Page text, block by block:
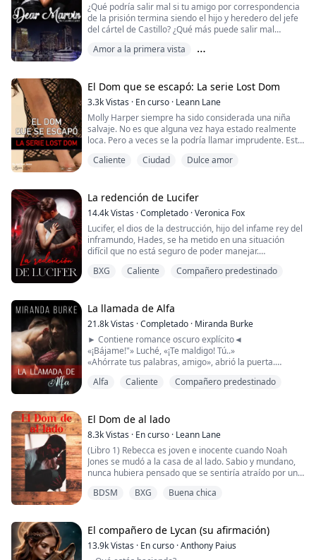
Estaba d...
¿Qué podría salir mal si tu amigo por correspondencia
de la prisión termina siendo el hijo y heredero del jefe
del cártel de Castillo? ¿Qué más puede salir mal
DEA que está decidido a acabar con él?
perdió una apuesta y decidió escribir a un prisionero,
no esperaba ponerse en contacto con el hijo d...
Amor a la primera vista
El Dom que se escapó: La serie Lost Dom
3.3kVistas · En curso · Leann Lane
Molly Harper siempre ha sido considerada una niña
salvaje. No es que alguna vez haya estado realmente
loca. Pero a veces se la podría llamar imprudente. Esta
problemas. Afortunadamente, siempre ha tenido a
durante sus vacaciones de verano de la univer...
Caliente Ciudad Dulce amor
La redención de Lucifer
14.4kVistas ·Completado ·Veronica Fox
Lucifer, el dios de la destrucción, hijo del infame rey del
inframundo, Hades, se ha metido en una situación
difícil que no está seguro de poder manejar.
cree que Kronos está intentando habitar su cuerpo.
Tierra y destruir a todos los seres ...
BXG Caliente Compañero predestinado
La llamada de Alfa
21.8kVistas ·Completado · Miranda Burke
► Contiene romance oscuro explícito◄
«¡Bájame!"» Luché, «¡Te maldigo! Tú..»
«Ahórrate tus palabras, amigo», abrió la puerta.
«Dije que te tendré», susurró...
Detuvo el rastro de su aroma justo donde la clavícula
se unía con el hombro, extendiendo la lengua para
acariciar el mismo lugar en el que la h...
Alfa Caliente Compañero predestinado
El Dom de al lado
8.3kVistas · En curso · Leann Lane
(Libro 1) Rebecca es joven e inocente cuando Noah
Jones se mudó a la casa de al lado. Sabio y mundano,
nunca hubiera pensado que se sentiría atraído por una
Sin embargo, desde el momento en que no pudo
Pero no había forma de que pudiera presentarle lo que
la mayoría consideraría un estilo de v...
BDSM BXG Buena chica
El compañero de Lycan (su afirmación)
13.9kVistas · En curso ·Anthony Paius